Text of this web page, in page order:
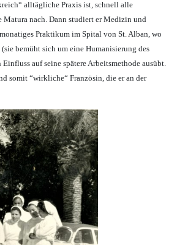
alltägliche Praxis ist, schnell alle
nach. Dann studiert er Medizin und
Praktikum im Spital von St. Alban, wo
bemüht sich um eine Humanisierung des
auf seine spätere Arbeitsmethode ausübt.
somit “wirkliche“ Französin, die er an der